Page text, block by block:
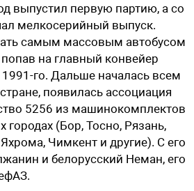
выпустил первую партию, а со
мелкосерийный выпуск.
самым массовым автобусом
на главный конвейер
го. Дальше началась всем
появилась ассоциация
5256 из машинокомплектов
городах (Бор, Тосно, Рязань,
Чимкент и другие). С его
и белорусский Неман, его